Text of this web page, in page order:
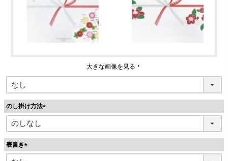
大きな画像を見る
のし掛け方法
(
表書き
(